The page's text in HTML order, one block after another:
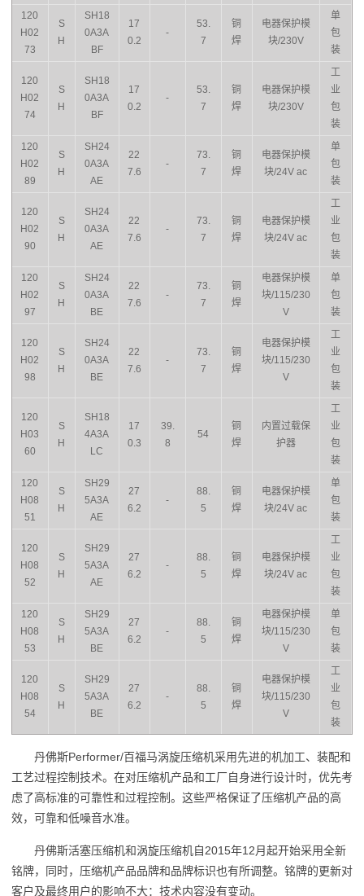
120
H02
73
S
H
SH18
0A3A
BF
17
0.2
-
53.
7
铜
焊
电器保护模
块/230V
单
包
装
120
H02
74
S
H
SH18
0A3A
BF
17
0.2
-
53.
7
铜
焊
电器保护模
块/230V
工
业
包
装
120
H02
89
S
H
SH24
0A3A
AE
22
7.6
-
73.
7
铜
焊
电器保护模
块/24V ac
单
包
装
120
H02
90
S
H
SH24
0A3A
AE
22
7.6
-
73.
7
铜
焊
电器保护模
块/24V ac
工
业
包
装
120
H02
97
S
H
SH24
0A3A
BE
22
7.6
-
73.
7
铜
焊
电器保护模
块/115/230
V
单
包
装
120
H02
98
S
H
SH24
0A3A
BE
22
7.6
-
73.
7
铜
焊
电器保护模
块/115/230
V
工
业
包
装
120
H03
60
S
H
SH18
4A3A
LC
17
0.3
39.
8
54
铜
焊
内置过载保
护器
工
业
包
装
120
H08
51
S
H
SH29
5A3A
AE
27
6.2
-
88.
5
铜
焊
电器保护模
块/24V ac
单
包
装
120
H08
52
S
H
SH29
5A3A
AE
27
6.2
-
88.
5
铜
焊
电器保护模
块/24V ac
工
业
包
装
120
H08
53
S
H
SH29
5A3A
BE
27
6.2
-
88.
5
铜
焊
电器保护模
块/115/230
V
单
包
装
120
H08
54
S
H
SH29
5A3A
BE
27
6.2
-
88.
5
铜
焊
电器保护模
块/115/230
V
工
业
包
装
丹佛斯Performer/百福马涡旋压缩机采用先进的机加工、装配和
工艺过程控制技术。在对压缩机产品和工厂自身进行设计时，优先考
虑了高标准的可靠性和过程控制。这些严格保证了压缩机产品的高
效，可靠和低噪音水准。
丹佛斯活塞压缩机和涡旋压缩机自2015年12月起开始采用全新
铭牌，同时，压缩机产品品牌和品牌标识也有所调整。铭牌的更新对
客户及最终用户的影响不大：技术内容没有变动。